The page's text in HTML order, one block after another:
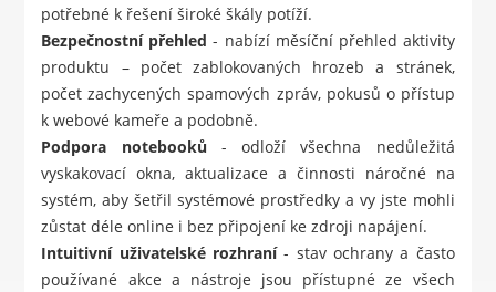
potřebné k řešení široké škály potíží.
Bezpečnostní přehled - nabízí měsíční přehled aktivity
produktu – počet zablokovaných hrozeb a stránek,
počet zachycených spamových zpráv, pokusů o přístup
k webové kameře a podobně.
Podpora notebooků - odloží všechna nedůležitá
vyskakovací okna, aktualizace a činnosti náročné na
systém, aby šetřil systémové prostředky a vy jste mohli
zůstat déle online i bez připojení ke zdroji napájení.
Intuitivní uživatelské rozhraní- stav ochrany a často
používané akce a nástroje jsou přístupné ze všech